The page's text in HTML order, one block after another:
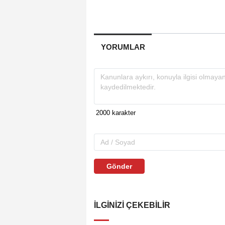
YORUMLAR
Gönder
İLGINIZI ÇEKEBILIR